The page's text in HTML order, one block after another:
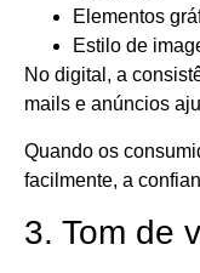
Elementos
Estilo de
No digital, a
mails e anúncios
Quando os
facilmente, a
3. Tom de